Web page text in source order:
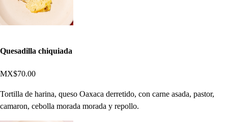
Quesadilla chiquiada
MX$70.00
Tortilla de harina, queso Oaxaca derretido, con carne asada, pastor,
camaron, cebolla morada morada y repollo.